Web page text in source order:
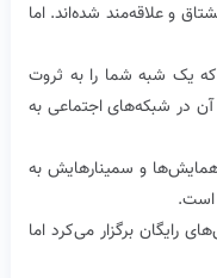
و علاقه‌مند شده‌اند. اما
که یک شبه شما را به ثروت
آن در شبکه‌های اجتماعی به
همایش‌ها و سمینارهایش به
است.
برگزار می‌کرد اما